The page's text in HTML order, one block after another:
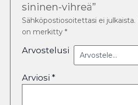
sininen-vihreä”
Sähköpostiosoitettasi ei julkaista.
on merkitty*
Arvostelusi
Arviosi*